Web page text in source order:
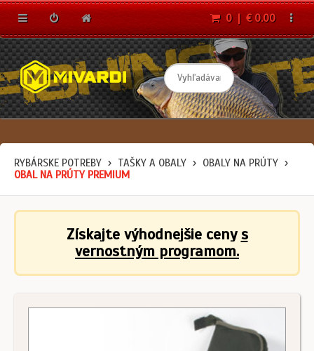
0 | € 0.00
RYBÁRSKE POTREBY TAŠKY A OBALY
OBALY NA PRÚTY
OBAL NA PRÚTY PREMIUM
Získajte výhodnejšie cenys
vernostným programom.